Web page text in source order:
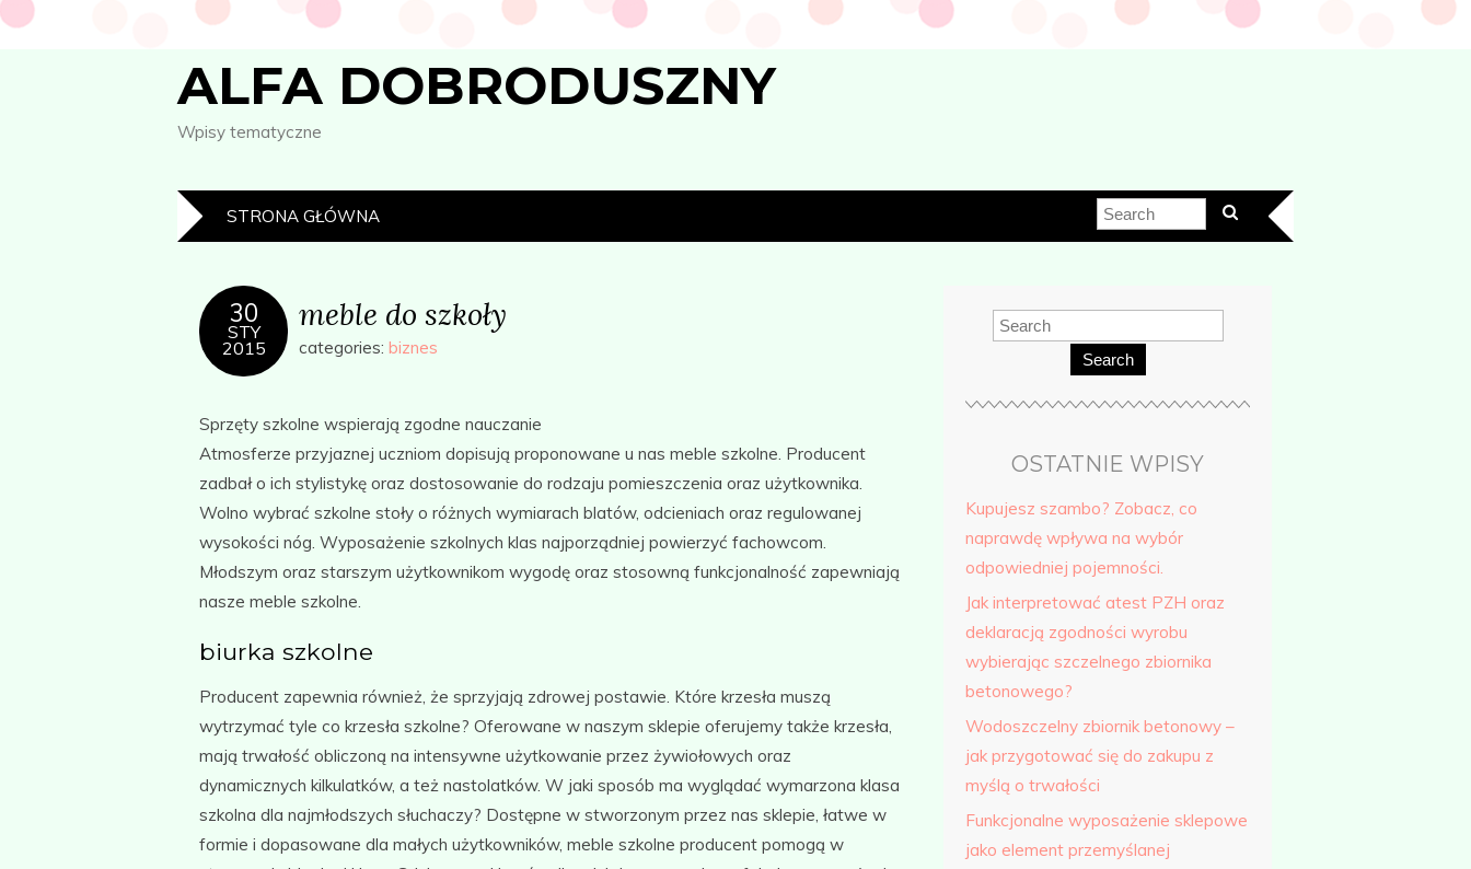
ALFA DOBRODUSZNY
Wpisy tematyczne
STRONA GŁÓWNA
30
STY
2015
meble do szkoły
categories: biznes
Sprzęty szkolne wspierają zgodne nauczanie
Atmosferze przyjaznej uczniom dopisują proponowane u nas meble szkolne. Producent
zadbał o ich stylistykę oraz dostosowanie do rodzaju pomieszczenia oraz użytkownika.
Wolno wybrać szkolne stoły o różnych wymiarach blatów, odcieniach oraz regulowanej
wysokości nóg. Wyposażenie szkolnych klas najporządniej powierzyć fachowcom.
Młodszym oraz starszym użytkownikom wygodę oraz stosowną funkcjonalność zapewniają
nasze meble szkolne.
biurka szkolne
Producent zapewnia również, że sprzyjają zdrowej postawie. Które krzesła muszą
wytrzymać tyle co krzesła szkolne? Oferowane w naszym sklepie oferujemy także krzesła,
mają trwałość obliczoną na intensywne użytkowanie przez żywiołowych oraz
dynamicznych kilkulatków, a też nastolatków. W jaki sposób ma wyglądać wymarzona klasa
szkolna dla najmłodszych słuchaczy? Dostępne w stworzonym przez nas sklepie, łatwe w
formie i dopasowane dla małych użytkowników, meble szkolne producent pomogą w
Search
OSTATNIE WPISY
Kupujesz szambo? Zobacz, co
naprawdę wpływa na wybór
odpowiedniej pojemności.
Jak interpretować atest PZH oraz
deklaracją zgodności wyrobu
wybierając szczelnego zbiornika
betonowego?
Wodoszczelny zbiornik betonowy –
jak przygotować się do zakupu z
myślą o trwałości
Funkcjonalne wyposażenie sklepowe
jako element przemyślanej